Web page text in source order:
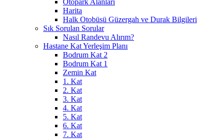
Harita
Halk Otobüsü Güzergah ve Durak Bilgileri
Sık Sorulan Sorular
Nasıl Randevu Alırım?
Hastane Kat Yerleşim Planı
Bodrum Kat 2
Bodrum Kat 1
Zemin Kat
1. Kat
2. Kat
3. Kat
4. Kat
5. Kat
6. Kat
7. Kat